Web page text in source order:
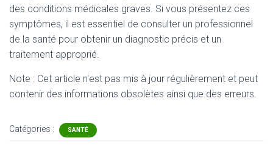
des conditions médicales graves. Si vous présentez ces
symptômes, il est essentiel de consulter un professionnel
de la santé pour obtenir un diagnostic précis et un
traitement approprié.
Note : Cet article n'est pas mis à jour régulièrement et peut
contenir des informations obsolètes ainsi que des erreurs.
Catégories : SANTÉ